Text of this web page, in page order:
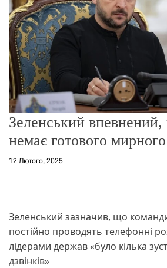
Зеленський
немає готового
12 Лютого, 2025
Зеленський зазначив, що
постійно проводять телефонні
лідерами держав «було кілька
дзвінків»